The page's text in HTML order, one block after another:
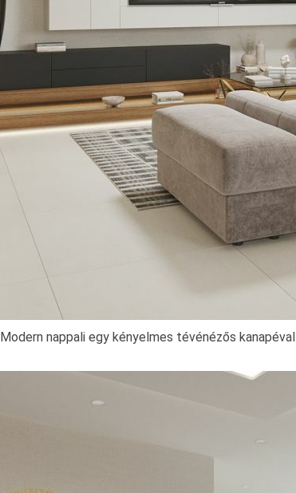
Modern nappali egy kényelmes tévénézős kanapéval